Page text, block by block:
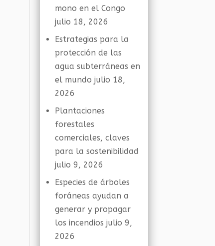
mono en el Congo
julio 18, 2026
Estrategias para la
protección de las
agua subterráneas en
el mundo julio 18,
2026
Plantaciones
forestales
comerciales, claves
para la sostenibilidad
julio 9, 2026
Especies de árboles
foráneas ayudan a
generar y propagar
los incendios julio 9,
2026